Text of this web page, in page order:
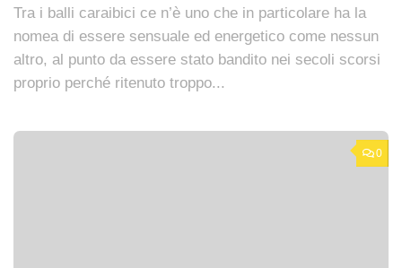
Tra i balli caraibici ce n’è uno che in particolare ha la
nomea di essere sensuale ed energetico come nessun
altro, al punto da essere stato bandito nei secoli scorsi
proprio perché ritenuto troppo...
0